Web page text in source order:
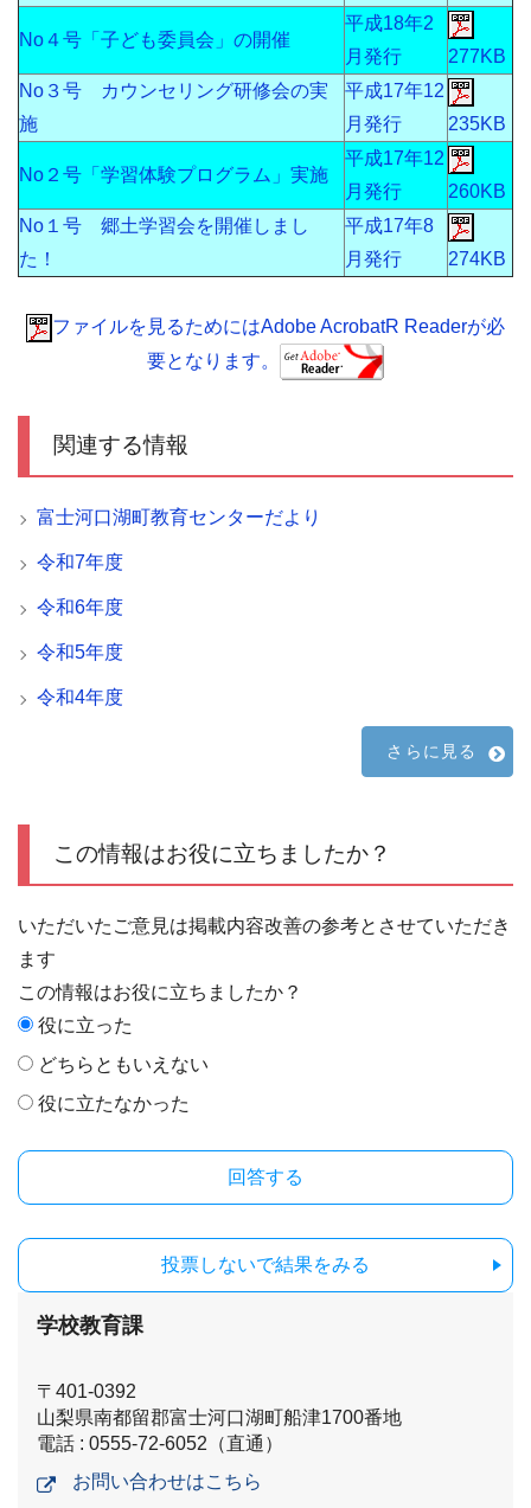
No４号「子ども委員会」の開催
平成18年2
月発行
277KB
No３号 カウンセリング研修会の実
施
平成17年12
月発行
235KB
No２号「学習体験プログラム」実施
平成17年12
月発行
260KB
No１号 郷土学習会を開催しまし
た！
平成17年8
月発行
274KB
ファイルを見るためにはAdobe AcrobatR Readerが必
要となります。
関連する情報
富士河口湖町教育センターだより
令和7年度
令和6年度
令和5年度
令和4年度
さらに見る
この情報はお役に立ちましたか？
いただいたご意見は掲載内容改善の参考とさせていただき
ます
この情報はお役に立ちましたか？
役に立った
どちらともいえない
役に立たなかった
投票しないで結果をみる
学校教育課
〒401-0392
山梨県南都留郡富士河口湖町船津1700番地
電話 : 0555-72-6052（直通）
お問い合わせはこちら